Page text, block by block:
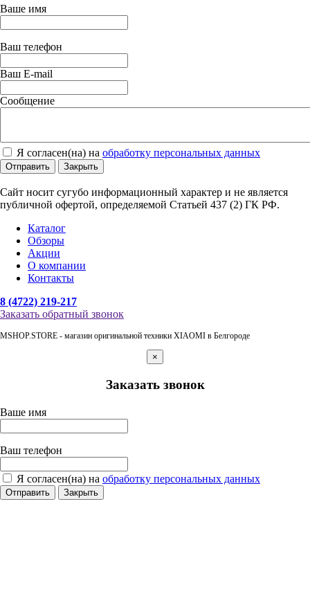
Ваше имя
Ваш телефон
Ваш E-mail
Сообщение
Я согласен(на) на обработку персональных данных
Отправить Закрыть
Сайт носит сугубо информационный характер и не является
публичной офертой, определяемой Статьей 437 (2) ГК РФ.
Каталог
Обзоры
Акции
О компании
Контакты
8 (4722) 219-217
Заказать обратный звонок
MSHOP.STORE - магазин оригинальной техники XIAOMI в Белгороде
×
Заказать звонок
Ваше имя
Ваш телефон
Я согласен(на) на обработку персональных данных
Отправить Закрыть